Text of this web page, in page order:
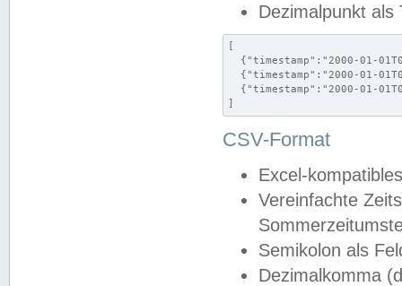
Dezimalpunkt als
[
{"timestamp":"2000-01-
{"timestamp":"2000-01-
{"timestamp":"2000-01-
]
CSV-Format
Excel-
Vereinfachte
Semikolon als
Dezimalkomma